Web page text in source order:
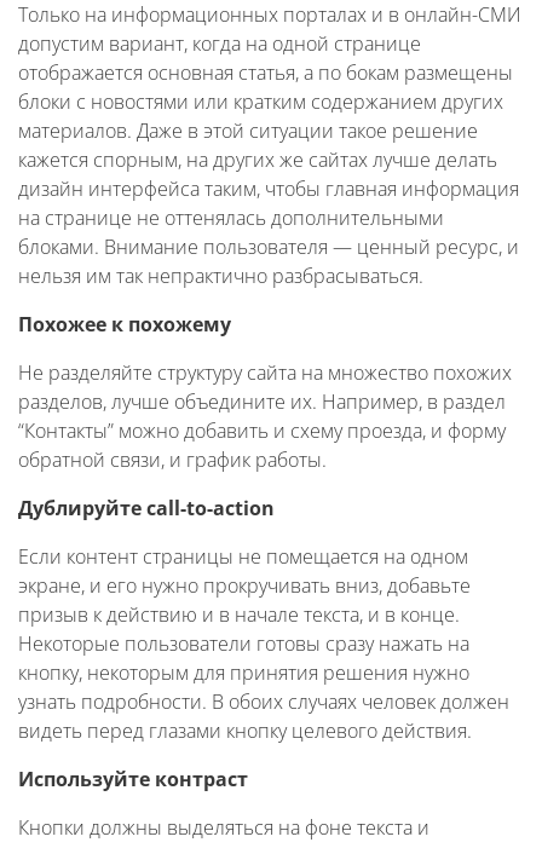
Только на информационных порталах и в онлайн-СМИ
допустим вариант, когда на одной странице
отображается основная статья, а по бокам размещены
блоки с новостями или кратким содержанием других
материалов. Даже в этой ситуации такое решение
кажется спорным, на других же сайтах лучше делать
дизайн интерфейса таким, чтобы главная информация
на странице не оттенялась дополнительными
блоками. Внимание пользователя — ценный ресурс, и
нельзя им так непрактично разбрасываться.
Похожее к похожему
Не разделяйте структуру сайта на множество похожих
разделов, лучше объедините их. Например, в раздел
“Контакты” можно добавить и схему проезда, и форму
обратной связи, и график работы.
Дублируйте call-to-action
Если контент страницы не помещается на одном
экране, и его нужно прокручивать вниз, добавьте
призыв к действию и в начале текста, и в конце.
Некоторые пользователи готовы сразу нажать на
кнопку, некоторым для принятия решения нужно
узнать подробности. В обоих случаях человек должен
видеть перед глазами кнопку целевого действия.
Используйте контраст
Кнопки должны выделяться на фоне текста и